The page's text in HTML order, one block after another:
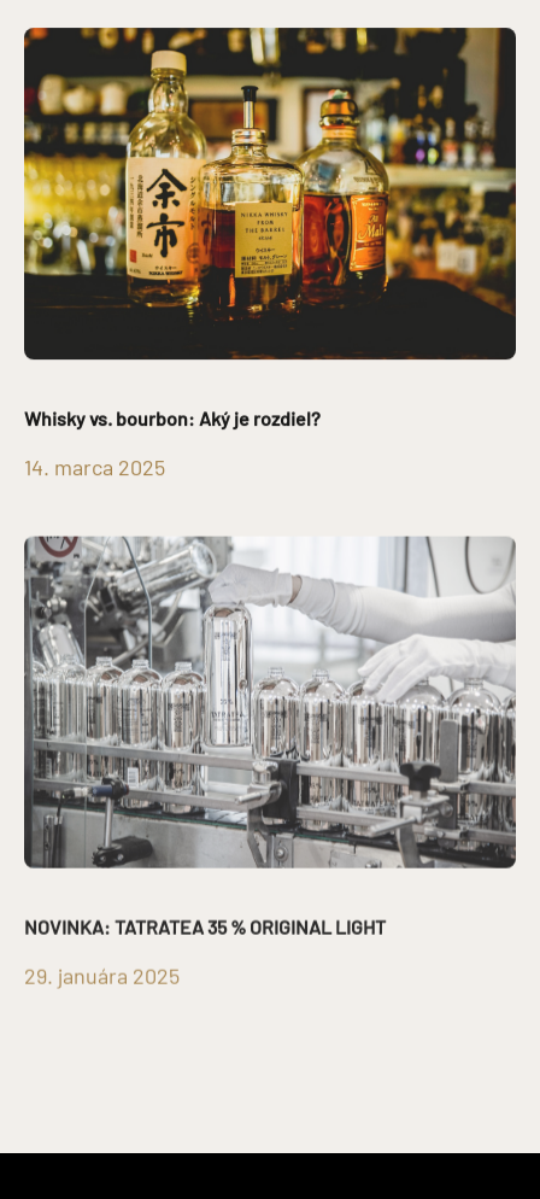
Whisky vs. bourbon: Aký je rozdiel?
14. marca 2025
NOVINKA: TATRATEA 35 % ORIGINAL LIGHT
29. januára 2025